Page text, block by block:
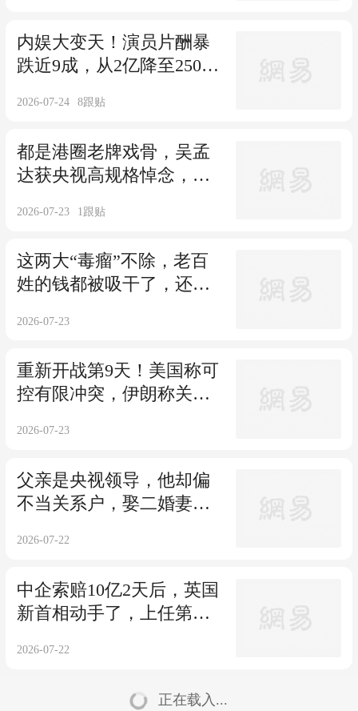
内娱大变天！演员片酬暴
跌近9成，从2亿降至2500
2026-07-24 8跟贴
都是港圈老牌戏骨，吴孟
达获央视高规格悼念，谢
2026-07-23 1跟贴
这两大“毒瘤”不除，老百
姓的钱都被吸干了，还怎
2026-07-23
重新开战第9天！美国称可
控有限冲突，伊朗称关乎
2026-07-23
父亲是央视领导，他却偏
不当关系户，娶二婚妻
2026-07-22
中企索赔10亿2天后，英国
新首相动手了，上任第一
2026-07-22
正在载入...